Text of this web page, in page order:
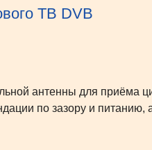
ТВ DVB
антенны для приёма
по зазору и питанию,